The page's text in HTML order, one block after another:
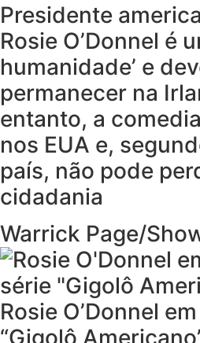
Presidente
Rosie O’Donnel é
humanidade’ e
permanecer na
entanto, a
nos EUA e,
país, não pode
cidadania
Warrick Page/
Rosie O’Donnel
“Gigolô